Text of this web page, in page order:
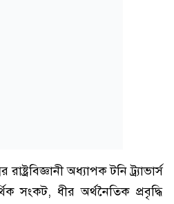
অধ্যাপক টনি ট্র্যাভার্স
সংকট, ধীর অর্থনৈতিক প্রবৃদ্ধি